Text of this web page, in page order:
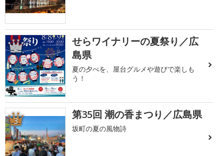
2
せらワイナリーの夏祭り／広
島県
夏の夕べを、屋台グルメや遊びで楽しも
う！
3 第35回 潮の香まつり／広島県
坂町の夏の風物詩